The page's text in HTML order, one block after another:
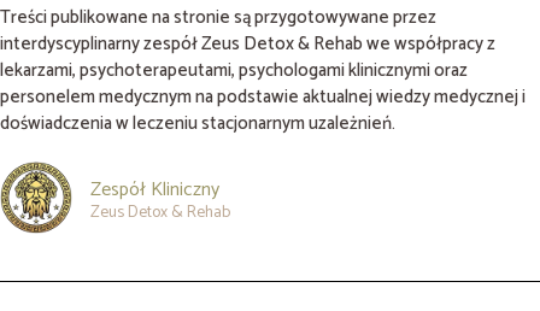
Treści publikowane na stronie są przygotowywane przez
interdyscyplinarny zespół Zeus Detox & Rehab we współpracy z
lekarzami, psychoterapeutami, psychologami klinicznymi oraz
personelem medycznym na podstawie aktualnej wiedzy medycznej i
doświadczenia w leczeniu stacjonarnym uzależnień.
Zespół Kliniczny
Zeus Detox & Rehab